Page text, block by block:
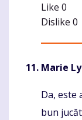
Like 0
Dislike 0
Marie
Da, este
bun